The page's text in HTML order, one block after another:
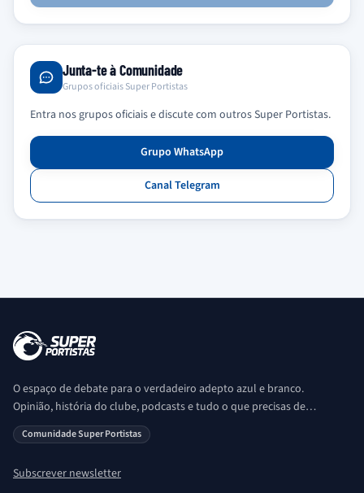
Junta-te à Comunidade
Grupos oficiais Super Portistas
Entra nos grupos oficiais e discute com outros Super Portistas.
Grupo WhatsApp
Canal Telegram
O espaço de debate para o verdadeiro adepto azul e branco.
Opinião, história do clube, podcasts e tudo o que precisas de
saber sobre o universo Porto. Ser Porto é aqui!
Comunidade Super Portistas
Subscrever newsletter